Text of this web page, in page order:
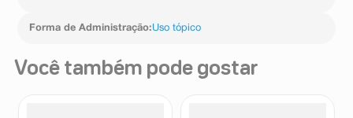
Forma de Administração:Uso tópico
Você também pode gostar